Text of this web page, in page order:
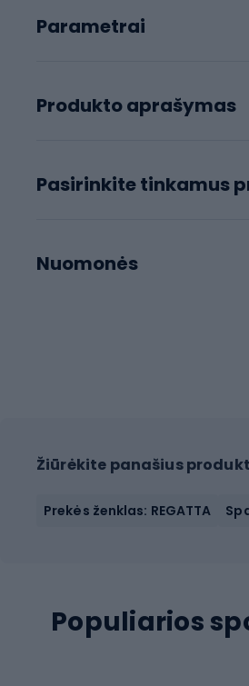
Parametrai
Produkto aprašymas
Pasirinkite tinkamus
Nuomonės
Žiūrėkite panašius
Prekės ženklas: REGATTA
Populiarios